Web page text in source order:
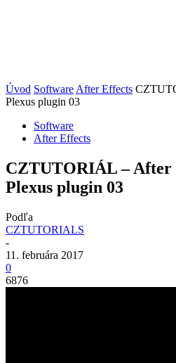
Úvod Software After Effects
Plexus plugin 03
Software
After Effects
CZTUTORIÁL – After
Plexus plugin 03
Podľa
CZTUTORIALS
-
11. februára 2017
0
6876